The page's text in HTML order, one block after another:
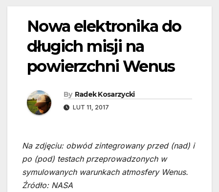
Nowa elektronika do
długich misji na
powierzchni Wenus
By Radek Kosarzycki
LUT 11, 2017
Na zdjęciu: obwód zintegrowany przed (nad) i
po (pod) testach przeprowadzonych w
symulowanych warunkach atmosfery Wenus.
Źródło: NASA